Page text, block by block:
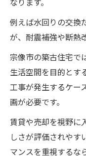
例えば水回りの交換
が、耐震補強や断熱
宗像市の築古住宅で
生活空間を目的とす
工事が発生するケー
画が必要です。
賃貸や売却を視野に
しさが評価されやす
マンスを重視するな